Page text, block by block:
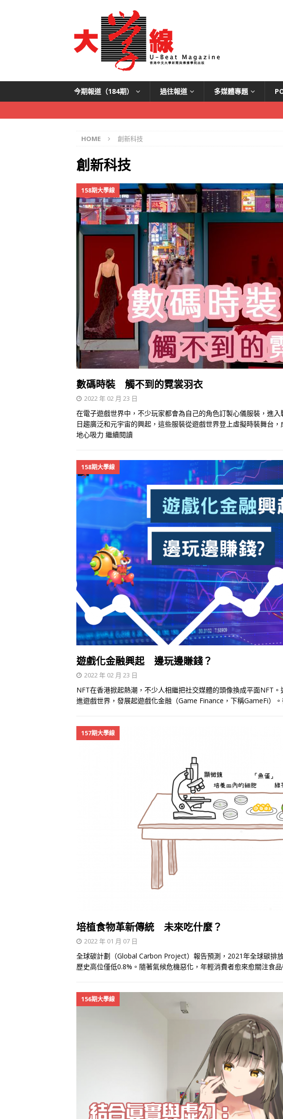
今期報道（184期） 過往報道 多媒體專題
HOME 創新科技
創新科技
158期大學線
數碼時裝 觸不到的霓裳羽衣
2022 年 02 月 23 日
在電子遊戲世界中，不少玩家都會為自己的角色訂製心儀服裝，進
日趨廣泛和元宇宙的興起，這些服裝從遊戲世界登上虛擬時裝舞台
地心吸力 繼續閱讀
158期大學線
遊戲化金融興起 邊玩邊賺錢？
2022 年 02 月 23 日
NFT在香港掀起熱潮，不少人相繼把社交媒體的頭像換成平面NFT
進遊戲世界，發展起遊戲化金融（Game Finance，下稱GameFi）
157期大學線
培植食物革新傳統 未來吃什麼？
2022 年 01 月 07 日
全球碳計劃（Global Carbon Project）報告預測，2021年全球碳排
歷史高位僅低0.8%。隨著氣候危機惡化，年輕消費者愈來愈關注食
156期大學線